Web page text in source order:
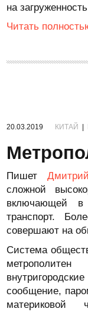
на
Читать
20.03.2019 КИТАЙ
Пишет
сложной
включающей
транспорт.
совершают на
Система
сообщение,